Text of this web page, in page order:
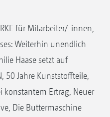
für Mitarbeiter/-innen,
Weiterhin unendlich
Haase setzt auf
50 Jahre Kunststoffteile,
konstantem Ertrag, Neuer
Die Buttermaschine